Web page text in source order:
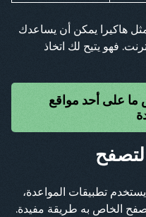
هاكيرا يمكن أن يساعدك
فهو يتيح لك اتخاذ
على أحد مواقع
تطبيقات المواعدة،
الخاص به طريقة مفيدة.